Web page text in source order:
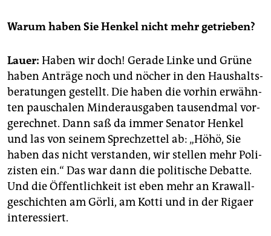
Warum haben Sie Hen­kel nicht mehr ge­trie­ben?
Lauer: Haben wir doch! Ge­ra­de Linke und Grüne
haben An­trä­ge noch und nö­cher in den Haus­halts­
be­ra­tun­gen ge­stellt. Die haben die vor­hin er­wähn­
ten pau­scha­len Min­der­aus­ga­ben tau­send­mal vor­
ge­rech­net. Dann saß da immer Se­na­tor Hen­kel
und las von sei­nem Sprech­zet­tel ab: „Höhö, Sie
haben das nicht ver­stan­den, wir stel­len mehr Po­li­
zis­ten ein.“ Das war dann die po­li­ti­sche De­bat­te.
Und die Öf­fent­lich­keit ist eben mehr an Kra­wall­
ge­schich­ten am Görli, am Kotti und in der Ri­ga­er
in­ter­es­siert.